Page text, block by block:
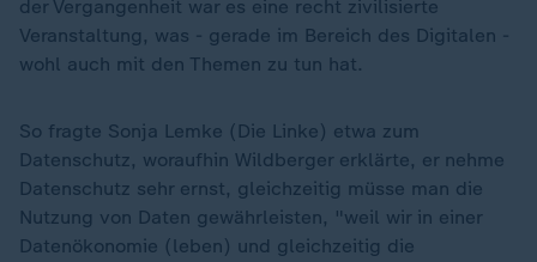
der Vergangenheit war es eine recht zivilisierte
Veranstaltung, was - gerade im Bereich des Digitalen -
wohl auch mit den Themen zu tun hat.
So fragte Sonja Lemke (Die Linke) etwa zum
Datenschutz, woraufhin Wildberger erklärte, er nehme
Datenschutz sehr ernst, gleichzeitig müsse man die
Nutzung von Daten gewährleisten, "weil wir in einer
Datenökonomie (leben) und gleichzeitig die